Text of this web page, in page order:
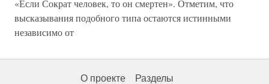
«Если Сократ человек, то он смертен». Отметим, что
высказывания подобного типа остаются истинными
независимо от
О проекте Разделы